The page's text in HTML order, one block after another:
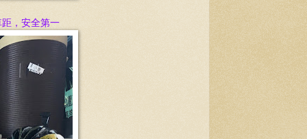
，安全第一